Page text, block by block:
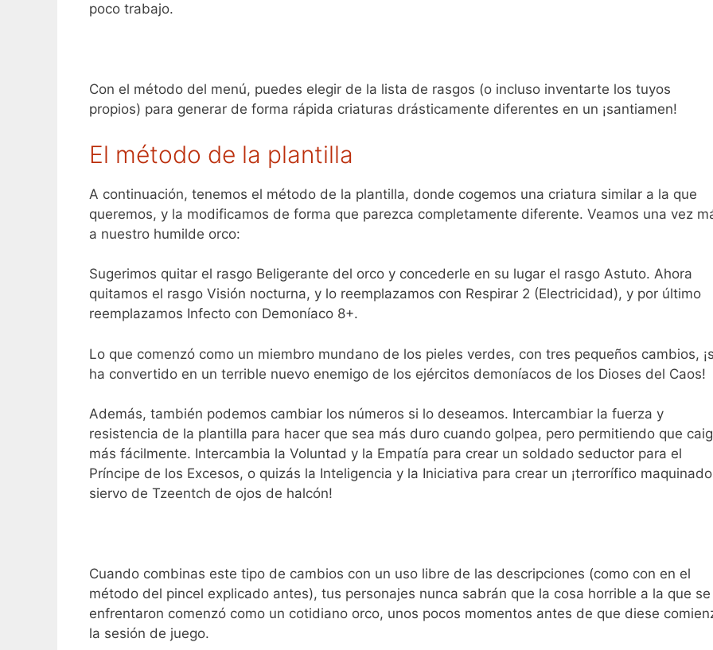
poco trabajo.
Con el método del menú, puedes elegir de la lista de rasgos (o incluso inventarte los tuyos
propios) para generar de forma rápida criaturas drásticamente diferentes en un ¡santiamen!
El método de la plantilla
A continuación, tenemos el método de la plantilla, donde cogemos una criatura similar a la que
queremos, y la modificamos de forma que parezca completamente diferente. Veamos una vez
a nuestro humilde orco:
Sugerimos quitar el rasgo Beligerante del orco y concederle en su lugar el rasgo Astuto. Ahora
quitamos el rasgo Visión nocturna, y lo reemplazamos con Respirar 2 (Electricidad), y por último
reemplazamos Infecto con Demoníaco 8+.
Lo que comenzó como un miembro mundano de los pieles verdes, con tres pequeños cambios,
ha convertido en un terrible nuevo enemigo de los ejércitos demoníacos de los Dioses del Caos!
Además, también podemos cambiar los números si lo deseamos. Intercambiar la fuerza y
resistencia de la plantilla para hacer que sea más duro cuando golpea, pero permitiendo que
más fácilmente. Intercambia la Voluntad y la Empatía para crear un soldado seductor para el
Príncipe de los Excesos, o quizás la Inteligencia y la Iniciativa para crear un ¡terrorífico
siervo de Tzeentch de ojos de halcón!
Cuando combinas este tipo de cambios con un uso libre de las descripciones (como con en el
método del pincel explicado antes), tus personajes nunca sabrán que la cosa horrible a la que se
enfrentaron comenzó como un cotidiano orco, unos pocos momentos antes de que diese
la sesión de juego.